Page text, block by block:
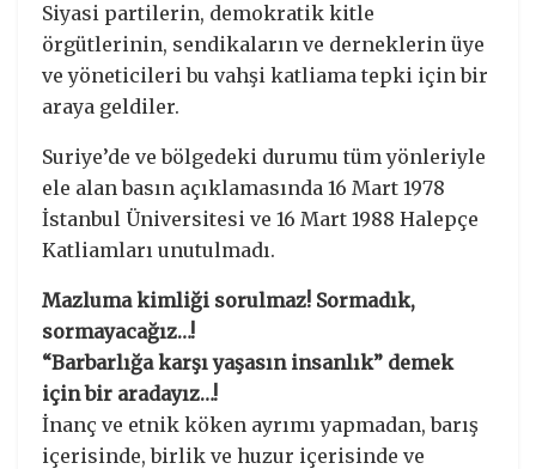
Siyasi partilerin, demokratik kitle
örgütlerinin, sendikaların ve derneklerin üye
ve yöneticileri bu vahşi katliama tepki için bir
araya geldiler.
Suriye’de ve bölgedeki durumu tüm yönleriyle
ele alan basın açıklamasında 16 Mart 1978
İstanbul Üniversitesi ve 16 Mart 1988 Halepçe
Katliamları unutulmadı.
Mazluma kimliği sorulmaz! Sormadık,
sormayacağız…!
“Barbarlığa karşı yaşasın insanlık” demek
için bir aradayız…!
İnanç ve etnik köken ayrımı yapmadan, barış
içerisinde, birlik ve huzur içerisinde ve